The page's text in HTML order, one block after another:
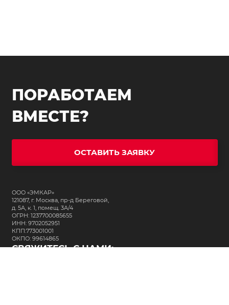
ПОРАБОТАЕМ
ВМЕСТЕ?
ОСТАВИТЬ ЗАЯВКУ
ООО «ЭМКАР»
121087, г. Москва, пр-д Береговой,
д. 5А, к. 1, помещ. 3А/4
ОГРН: 1237700085655
ИНН: 9702052951
КПП:773001001
ОКПО: 99614865
СВЯЖИТЕСЬ С НАМИ: